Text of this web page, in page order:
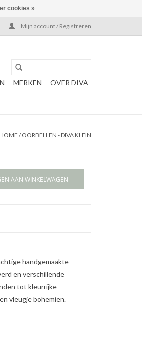
Mijn account / Registreren
MERKEN OVER DIVA
HOME /OORBELLEN - DIVA KLEIN
AAN WINKELWAGEN
handgemaakte
en verschillende
tot kleurrijke
vleugje bohemien.
cookies »